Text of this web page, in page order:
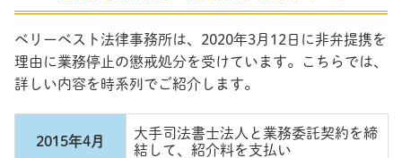
ベリーベスト法律事務所は、2020年3月12日に非弁提携を
理由に業務停止の懲戒処分を受けています。こちらでは、
詳しい内容を時系列でご紹介します。
2015年4月
大手司法書士法人と業務委託契約を締
結して、紹介料を支払い